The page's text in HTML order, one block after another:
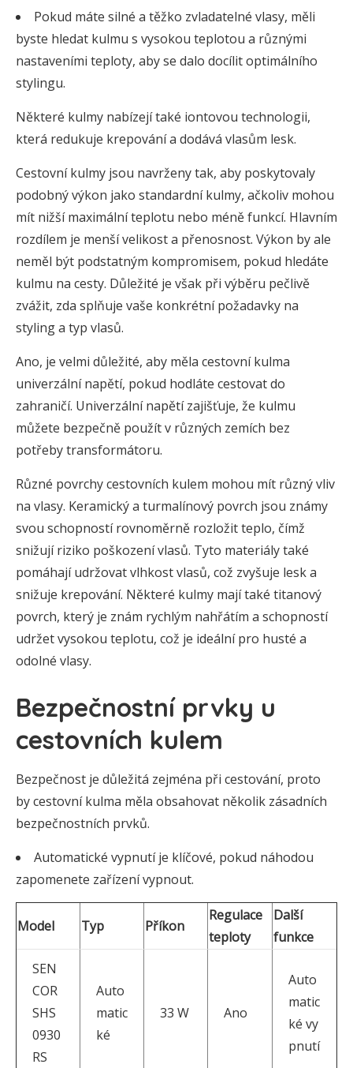
Pokud máte silné a těžko zvladatelné vlasy, měli
byste hledat kulmu s vysokou teplotou a různými
nastaveními teploty, aby se dalo docílit optimálního
stylingu.
Některé kulmy nabízejí také iontovou technologii,
která redukuje krepování a dodává vlasům lesk.
Cestovní kulmy jsou navrženy tak, aby poskytovaly
podobný výkon jako standardní kulmy, ačkoliv mohou
mít nižší maximální teplotu nebo méně funkcí. Hlavním
rozdílem je menší velikost a přenosnost. Výkon by ale
neměl být podstatným kompromisem, pokud hledáte
kulmu na cesty. Důležité je však při výběru pečlivě
zvážit, zda splňuje vaše konkrétní požadavky na
styling a typ vlasů.
Ano, je velmi důležité, aby měla cestovní kulma
univerzální napětí, pokud hodláte cestovat do
zahraničí. Univerzální napětí zajišťuje, že kulmu
můžete bezpečně použít v různých zemích bez
potřeby transformátoru.
Různé povrchy cestovních kulem mohou mít různý vliv
na vlasy. Keramický a turmalínový povrch jsou známy
svou schopností rovnoměrně rozložit teplo, čímž
snižují riziko poškození vlasů. Tyto materiály také
pomáhají udržovat vlhkost vlasů, což zvyšuje lesk a
snižuje krepování. Některé kulmy mají také titanový
povrch, který je znám rychlým nahřátím a schopností
udržet vysokou teplotu, což je ideální pro husté a
odolné vlasy.
Bezpečnostní prvky u
cestovních kulem
Bezpečnost je důležitá zejména při cestování, proto
by cestovní kulma měla obsahovat několik zásadních
bezpečnostních prvků.
Automatické vypnutí je klíčové, pokud náhodou
zapomenete zařízení vypnout.
Model Typ Příkon
Regulace
teploty
Další
funkce
SEN
COR
SHS
0930
RS
Auto
matic
ké
33 W Ano
Auto
matic
ké vy
pnutí